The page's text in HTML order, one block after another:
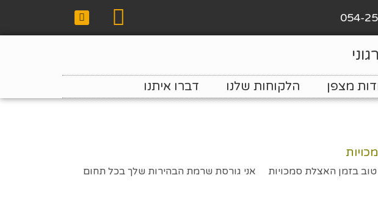
מצפן הלקוחות שלנו דברו איתנו
טוב בזמן האצלת סמכויות אני גורסת שרמת הבהירות שלך בכל תחום